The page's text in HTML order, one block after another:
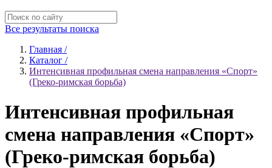
Все результаты поиска
Главная /
Каталог /
Интенсивная профильная смена направления «Спорт»
(Греко-римская борьба)
Интенсивная профильная
смена направления «Спорт»
(Греко-римская борьба)